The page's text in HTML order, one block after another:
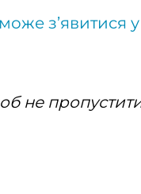
з’явитися
не